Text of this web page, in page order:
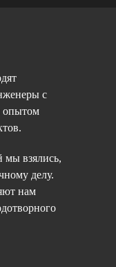
с
опытом
мы взялись,
делу.
нам